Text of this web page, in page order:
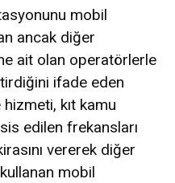
mobil
ancak diğer
ait olan operatörlerle
ifade eden
kıt kamu
edilen frekansları
vererek diğer
mobil